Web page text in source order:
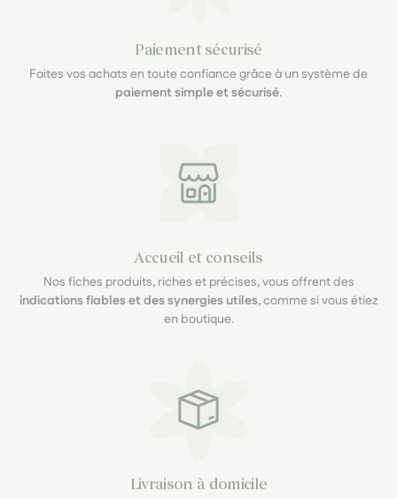
Paiement sécurisé
Faites vos achats en toute confiance grâce à un système de
paiement simple et sécurisé.
Accueil et conseils
Nos fiches produits, riches et précises, vous offrent des
indications fiables et des synergies utiles, comme si vous étiez
en boutique.
Livraison à domicile